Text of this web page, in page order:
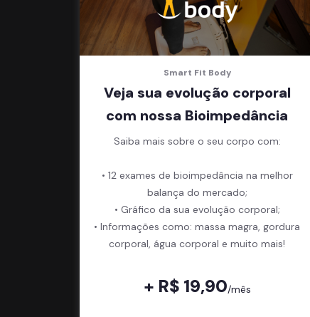
Smart Fit Body
Veja sua evolução corporal
com nossa Bioimpedância
Saiba mais sobre o seu corpo com:
• 12 exames de bioimpedância na melhor
balança do mercado;
• Gráfico da sua evolução corporal;
• Informações como: massa magra, gordura
corporal, água corporal e muito mais!
+ R$ 19,90/mês